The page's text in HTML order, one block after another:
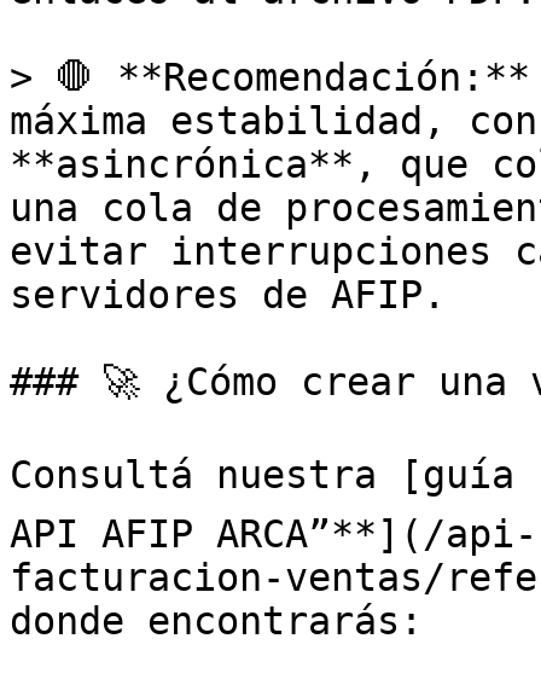
> 🛑
máxima estabilidad,
**asincrónica**, que
una cola de
evitar interrupciones
servidores de AFIP.
### 🚀 ¿Cómo crear
Consultá nuestra [guía
API AFIP ARCA”**](/
facturacion-ventas/
donde encontrarás: